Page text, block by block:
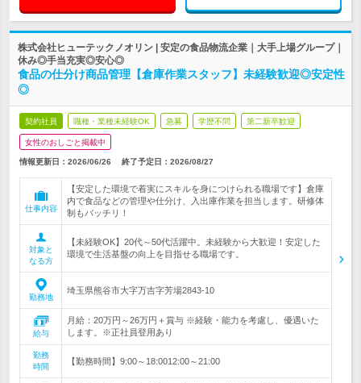
株式会社ヒューテックノオリン | 安定の食品物流企業｜大手上場グループ｜
休み◎手当充実◎安心◎
食品の仕分け商品管理【倉庫作業スタッフ】未経験歓迎◎安定性
◎
契約社員 職種・業種未経験OK 急募 学歴不問 第二新卒歓迎
女性のおしごと掲載中
情報更新日：2026/06/26 終了予定日： 2026/08/27
仕事内容
【安定した環境で着実にスキルを身につけられる職場です】倉庫
内で食品などの管理や仕分け、入出庫作業を担当します。研修体
制もバッチリ！
対象と
なる方
【未経験OK】20代～50代活躍中。未経験から大歓迎！安定した
環境で生活基盤の向上を目指せる職場です。
勤務地
埼玉県熊谷市大字万吉字芳場2843-10
給与
月給：20万円～26万円＋賞与 ※経験・能力を考慮し、優遇いた
します。※正社員登用あり
勤務
時間
【勤務時間】9:00～18:0012:00～21:00